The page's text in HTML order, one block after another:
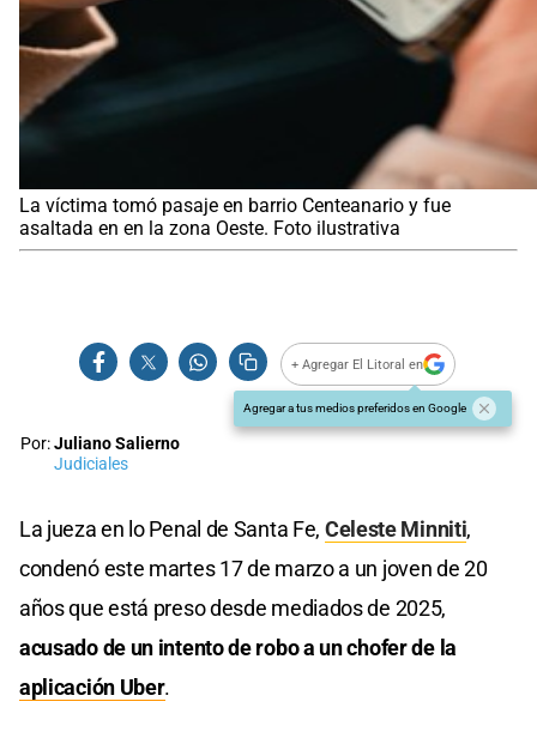
La víctima tomó pasaje en barrio Centeanario y fue
asaltada en en la zona Oeste. Foto ilustrativa
+ Agregar El Litoral en
Agregar a tus medios preferidos en Google
Por:Juliano Salierno
Judiciales
La jueza en lo Penal de Santa Fe, Celeste Minniti,
condenó este martes 17 de marzo a un joven de 20
años que está preso desde mediados de 2025,
acusado de un intento de robo a un chofer de la
aplicación Uber.